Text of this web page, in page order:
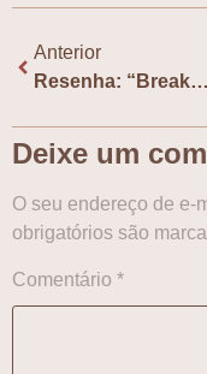
Anterior
Resenha: “Break Room” e a versatilidade de Miye Lee além do quentinho no coração
Deixe um
O seu endereço de e-
obrigatórios são
Comentário *